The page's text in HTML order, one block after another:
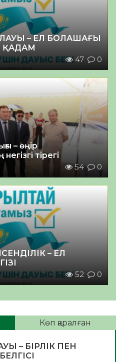
– ЕЛ БОЛАШАҒЫ
ҚАДАМ
47 0
– өңір
тірегі
54 0
– ЕЛ
52 0
Көп қаралған
– БІРЛІК ПЕН